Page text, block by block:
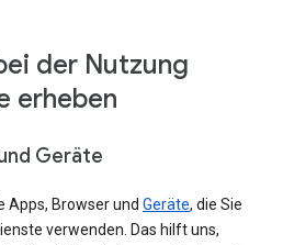
der Nutzung
erheben
Geräte
Apps, Browser und Geräte, die Sie
verwenden. Das hilft uns,